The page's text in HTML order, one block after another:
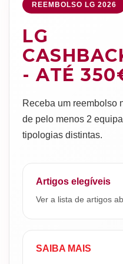
REEMBOLSO LG 2026
LG
- ATÉ
Receba um reembolso
de pelo menos 2
tipologias distintas.
Artigos elegíveis
Ver a lista de artigos
SAIBA MAIS